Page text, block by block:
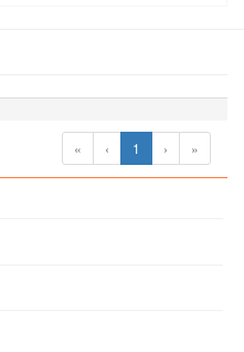
« ‹ 1 › »